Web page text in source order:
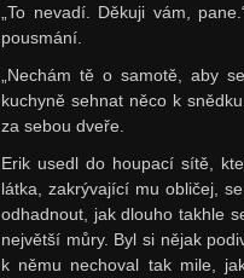
„To nevadí. Děkuji vám,
pousmání.
„Nechám tě o samotě, aby
kuchyně sehnat něco k
za sebou dveře.
Erik usedl do houpací sítě,
látka, zakrývající mu obličej,
odhadnout, jak dlouho takhle
největší můry. Byl si nějak
k němu nechoval tak mile,